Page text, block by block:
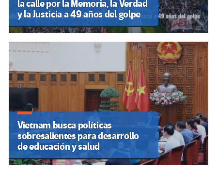
la calle por la Memoria, la Verdad
y la Justicia a 49 años del golpe
Vietnam busca políticas
sobresalientes para desarrollo
de educación y salud